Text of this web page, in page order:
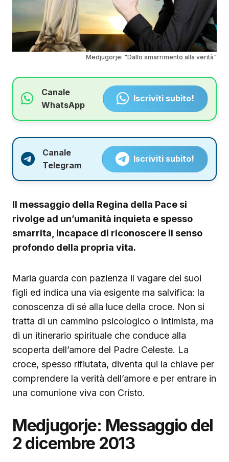
Medjugorje: "Dallo smarrimento alla verità"
Canale
WhatsApp
Iscriviti subito!
Canale
Telegram
Iscriviti subito!
Il messaggio della Regina della Pace si
rivolge ad un’umanità inquieta e spesso
smarrita, incapace di riconoscere il senso
profondo della propria vita.
Maria guarda con pazienza il vagare dei suoi
figli ed indica una via esigente ma salvifica: la
conoscenza di sé alla luce della croce. Non si
tratta di un cammino psicologico o intimista, ma
di un itinerario spirituale che conduce alla
scoperta dell’amore del Padre Celeste. La
croce, spesso rifiutata, diventa qui la chiave per
comprendere la verità dell’amore e per entrare in
una comunione viva con Cristo.
Medjugorje: Messaggio del
2 dicembre 2013